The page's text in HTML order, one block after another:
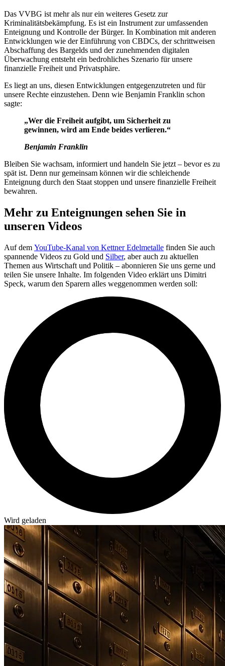
Das VVBG ist mehr als nur ein weiteres Gesetz zur
Kriminalitätsbekämpfung. Es ist ein Instrument zur umfassenden
Enteignung und Kontrolle der Bürger. In Kombination mit anderen
Entwicklungen wie der Einführung von CBDCs, der schrittweisen
Abschaffung des Bargelds und der zunehmenden digitalen
Überwachung entsteht ein bedrohliches Szenario für unsere
finanzielle Freiheit und Privatsphäre.
Es liegt an uns, diesen Entwicklungen entgegenzutreten und für
unsere Rechte einzustehen. Denn wie Benjamin Franklin schon
sagte:
„Wer die Freiheit aufgibt, um Sicherheit zu
gewinnen, wird am Ende beides verlieren.“
Benjamin Franklin
Bleiben Sie wachsam, informiert und handeln Sie jetzt – bevor es zu
spät ist. Denn nur gemeinsam können wir die schleichende
Enteignung durch den Staat stoppen und unsere finanzielle Freiheit
bewahren.
Mehr zu Enteignungen sehen Sie in
unseren Videos
Auf dem YouTube-Kanal von Kettner Edelmetalle finden Sie auch
spannende Videos zu Gold und Silber, aber auch zu aktuellen
Themen aus Wirtschaft und Politik – abonnieren Sie uns gerne und
teilen Sie unsere Inhalte. Im folgenden Video erklärt uns Dimitri
Speck, warum den Sparern alles weggenommen werden soll:
Wird geladen